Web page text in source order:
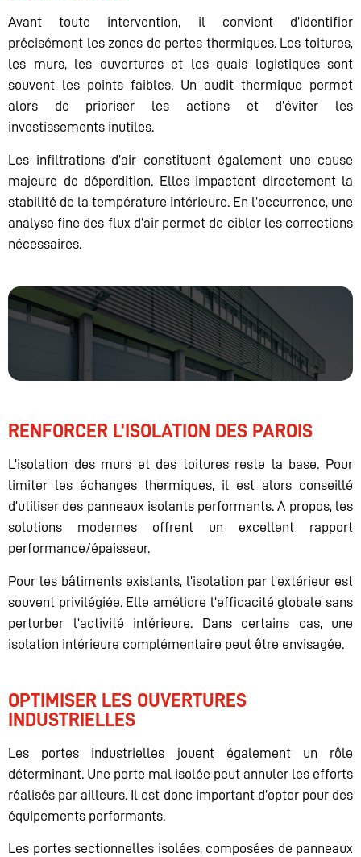
Avant toute intervention, il convient d’identifier
précisément les zones de pertes thermiques. Les toitures,
les murs, les ouvertures et les quais logistiques sont
souvent les points faibles. Un audit thermique permet
alors de prioriser les actions et d’éviter les
investissements inutiles.
Les infiltrations d’air constituent également une cause
majeure de déperdition. Elles impactent directement la
stabilité de la température intérieure. En l’occurrence, une
analyse fine des flux d’air permet de cibler les corrections
nécessaires.
RENFORCER L’ISOLATION DES PAROIS
L’isolation des murs et des toitures reste la base. Pour
limiter les échanges thermiques, il est alors conseillé
d’utiliser des panneaux isolants performants. A propos, les
solutions modernes offrent un excellent rapport
performance/épaisseur.
Pour les bâtiments existants, l’isolation par l’extérieur est
souvent privilégiée. Elle améliore l’efficacité globale sans
perturber l’activité intérieure. Dans certains cas, une
isolation intérieure complémentaire peut être envisagée.
OPTIMISER LES OUVERTURES
INDUSTRIELLES
Les portes industrielles jouent également un rôle
déterminant. Une porte mal isolée peut annuler les efforts
réalisés par ailleurs. Il est donc important d’opter pour des
équipements performants.
Les portes sectionnelles isolées, composées de panneaux